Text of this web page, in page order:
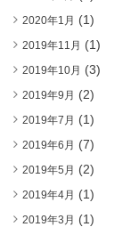
2020年1月 (1)
2019年11月 (1)
2019年10月 (3)
2019年9月 (2)
2019年7月 (1)
2019年6月 (7)
2019年5月 (2)
2019年4月 (1)
2019年3月 (1)